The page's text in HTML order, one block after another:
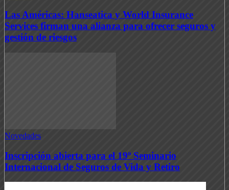
Las Américas: Hanseatica y World Insurance
Services firman una alianza para ofrecer seguros y
gestión de riesgos
Novedades
Inscripción abierta para el 19º Seminario
Internacional de Seguros de Vida y Retiro